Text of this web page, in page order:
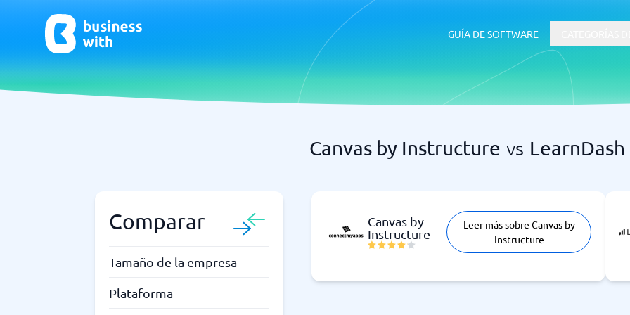
GUÍA DE SOFTWARE
RRHH y Talento
¿No estás seguro de qué sistema? Guía de inicio
Canvas by Instructure vs LearnDash
Comparar
Tamaño de la empresa
Plataforma
Canvas by
Instructure
Leer más sobre Canvas by
Instructure